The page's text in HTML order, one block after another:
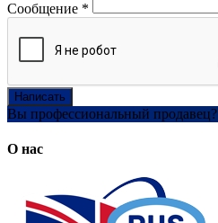
Сообщение *
Написать
Вы профессиональный продавец?
О нас